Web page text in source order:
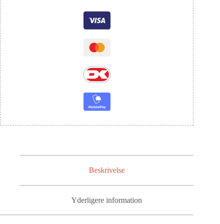
Beskrivelse
Yderligere information